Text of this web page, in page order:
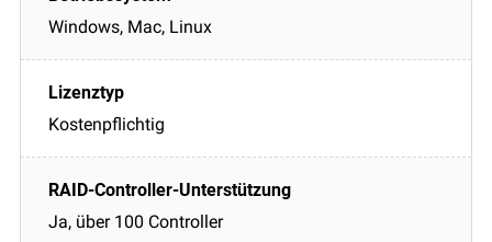
Windows, Mac, Linux
Kostenpflichtig
Ja, über 100 Controller